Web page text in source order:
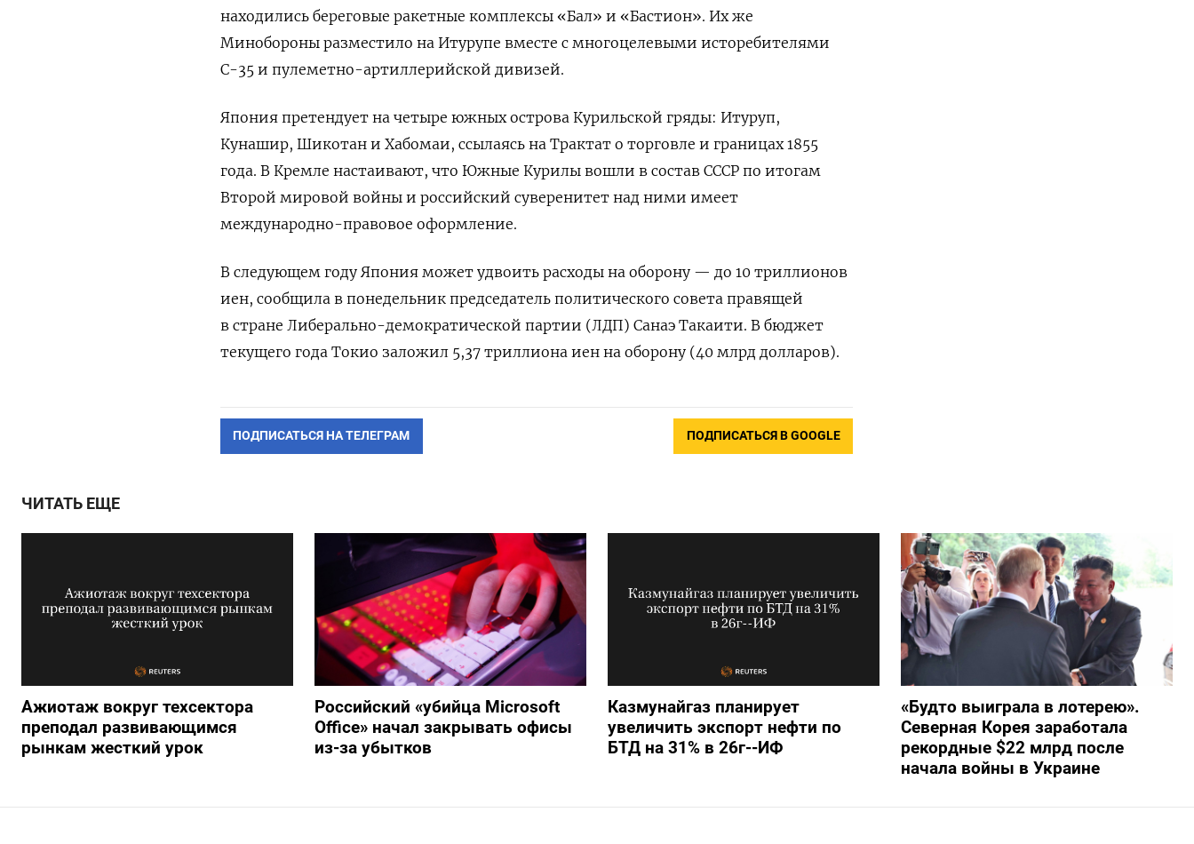
находились береговые ракетные комплексы «Бал» и «Бастион». Их же
Минобороны разместило на Итурупе вместе с многоцелевыми исторебителями
С-35 и пулеметно-артиллерийской дивизей.
Япония претендует на четыре южных острова Курильской гряды: Итуруп,
Кунашир, Шикотан и Хабомаи, ссылаясь на Трактат о торговле и границах 1855
года. В Кремле настаивают, что Южные Курилы вошли в состав СССР по итогам
Второй мировой войны и российский суверенитет над ними имеет
международно-правовое оформление.
В следующем году Япония может удвоить расходы на оборону — до 10 триллионов
иен, сообщила в понедельник председатель политического совета правящей
в стране Либерально-демократической партии (ЛДП) Санаэ Такаити. В бюджет
текущего года Токио заложил 5,37 триллиона иен на оборону (40 млрд долларов).
ПОДПИСАТЬСЯ НА ТЕЛЕГРАМ ПОДПИСАТЬСЯ В GOOGLE
ЧИТАТЬ ЕЩЕ
Ажиотаж вокруг техсектора
преподал развивающимся
рынкам жесткий урок
Российский «убийца Microsoft
Office» начал закрывать офисы
из-за убытков
Казмунайгаз планирует
увеличить экспорт нефти по
БТД на 31% в 26г--ИФ
«Будто выиграла в лотерею».
Северная Корея заработала
рекордные $22 млрд после
начала войны в Украине